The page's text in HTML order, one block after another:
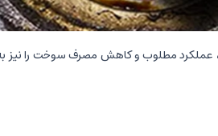
عملکرد مطلوب و کاهش مصرف سوخت را نیز